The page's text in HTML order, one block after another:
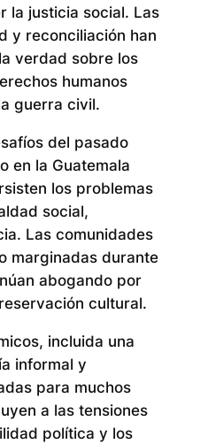
la justicia social. Las
y reconciliación han
verdad sobre los
humanos
guerra civil.
del pasado
en la Guatemala
los problemas
social,
Las comunidades
marginadas durante
abogando por
cultural.
incluida una
informal y
para muchos
a las tensiones
política y los